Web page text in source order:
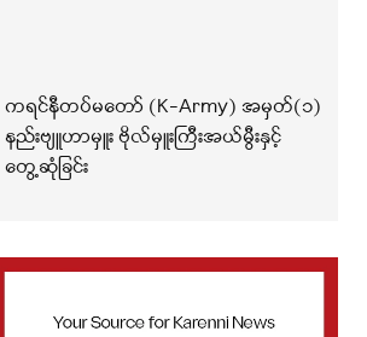
ကရင်နီတပ်မတော် (K-Army) အမှတ်(၁)
နည်းဗျူဟာမှူး ဗိုလ်မှူးကြီးအယ်မွီးနှင့်
တွေ့ဆုံခြင်း